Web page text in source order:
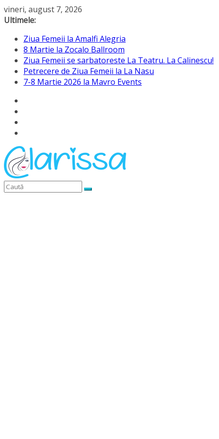
Sari
la
vineri, august 7, 2026
Ultimele:
Ziua Femeii la Amalfi Alegria
8 Martie la Zocalo Ballroom
Ziua Femeii se sarbatoreste La Teatru. La Calinescu!
Petrecere de Ziua Femeii la La Nasu
7-8 Martie 2026 la Mavro Events